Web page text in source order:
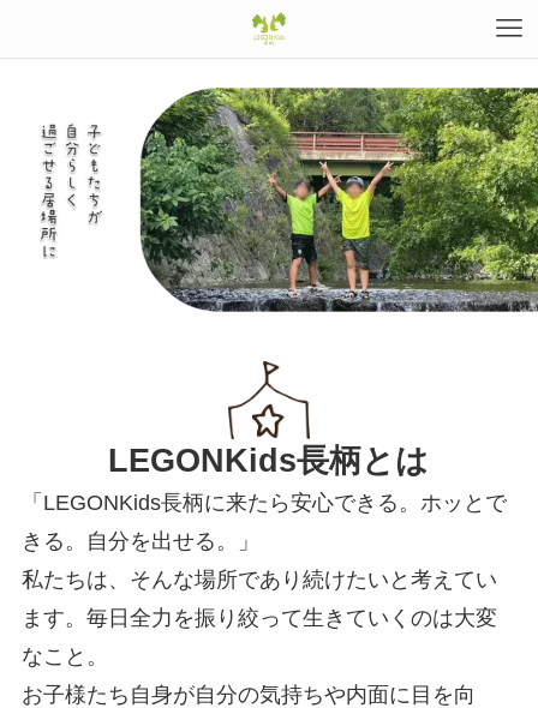
LEGONKids長柄とは
「LEGONKids長柄に来たら安心できる。ホッとで
きる。自分を出せる。」
私たちは、そんな場所であり続けたいと考えてい
ます。毎日全力を振り絞って生きていくのは大変
なこと。
お子様たち自身が自分の気持ちや内面に目を向